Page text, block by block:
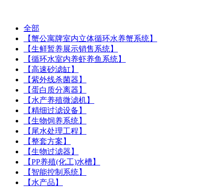
全部
【蟹公寓牌室内立体循环水养蟹系统】
【生鲜暂养展示销售系统】
【循环水室内养虾养鱼系统】
【高速砂滤缸】
【紫外线杀菌器】
【蛋白质分离器】
【水产养殖微滤机】
【精细过滤设备】
【生物饲养系统】
【尾水处理工程】
【整套方案】
【生物过滤器】
【PP养殖(化工)水槽】
【智能控制系统】
【水产品】